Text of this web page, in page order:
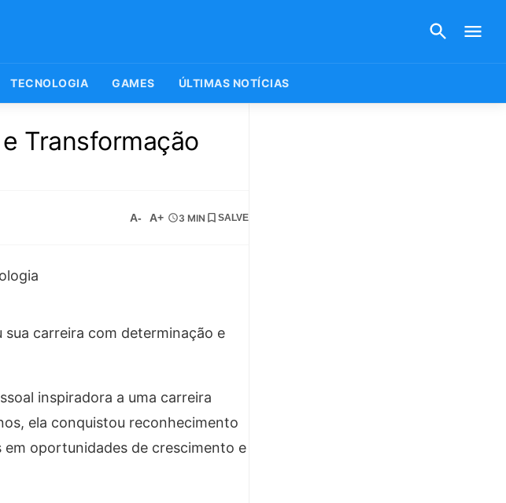
TECNOLOGIA GAMES ÚLTIMAS NOTÍCIAS
Transformação
A- A+ 3 MIN SALVE
carreira com determinação e
inspiradora a uma carreira
ela conquistou reconhecimento
oportunidades de crescimento e